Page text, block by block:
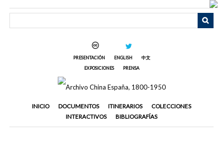
PRESENTACIÓN ENGLISH
中文
EXPOSICIONES
PRENSA
INICIO DOCUMENTOS ITINERARIOS
COLECCIONES
INTERACTIVOS
BIBLIOGRAFÍAS